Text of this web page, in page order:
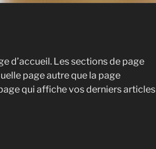
d’accueil. Les sections de page
page autre que la page
qui affiche vos derniers articles